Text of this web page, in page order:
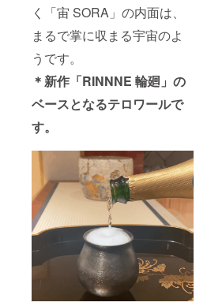
く「宙 SORA」の内面は、
まるで掌に収まる宇宙のよ
うです。
＊新作「RINNNE 輪廻」の
ベースとなるテロワールで
す。